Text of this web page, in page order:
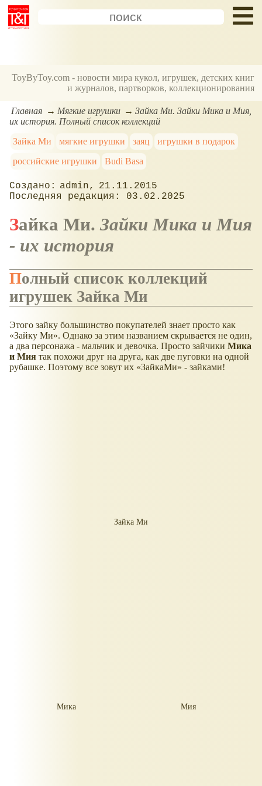
ToyByToy.com - новости мира кукол, игрушек, детских книг
и журналов, партворков, коллекционирования
Главная Мягкие игрушки
Зайка Ми. Зайки Мика и Мия,
их история. Полный список коллекций
Зайка Ми
мягкие игрушки заяц
игрушки в подарок
российские игрушки
Budi Basa
admin
21.11.2015
03.02.2025
Зайка Ми. Зайки Мика и Мия
- их история
Полный список коллекций
игрушек Зайка Ми
Этого зайку большинство покупателей знает просто как
Зайку Ми . Однако за этим названием скрывается не один,
а два персонажа - мальчик и девочка. Просто зайчики Мика
и Мия так похожи друг на друга, как две пуговки на одной
рубашке. Поэтому все зовут их «ЗайкаМи» - зайками!
Зайка Ми
Мика Мия